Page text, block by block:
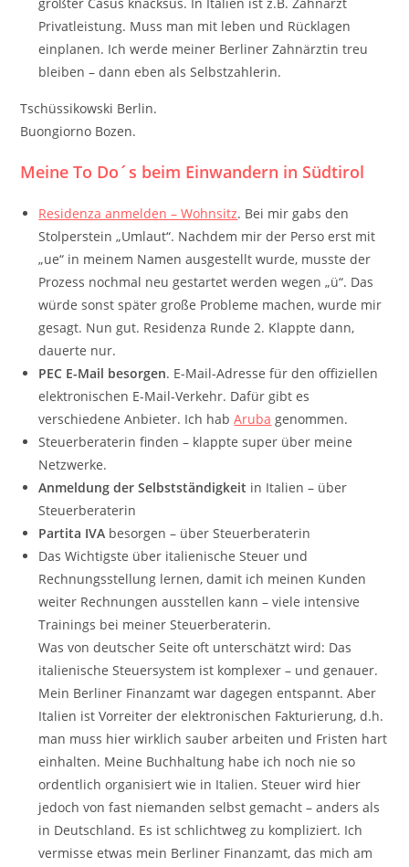
größter Casus knacksus. In Italien ist z.B. Zahnarzt
Privatleistung. Muss man mit leben und Rücklagen
einplanen. Ich werde meiner Berliner Zahnärztin treu
bleiben – dann eben als Selbstzahlerin.
Tschüssikowski Berlin.
Buongiorno Bozen.
Meine To Do´s beim Einwandern in Südtirol
Residenza anmelden – Wohnsitz. Bei mir gabs den
Stolperstein „Umlaut“. Nachdem mir der Perso erst mit
„ue“ in meinem Namen ausgestellt wurde, musste der
Prozess nochmal neu gestartet werden wegen „ü“. Das
würde sonst später große Probleme machen, wurde mir
gesagt. Nun gut. Residenza Runde 2. Klappte dann,
dauerte nur.
PEC E-Mail besorgen. E-Mail-Adresse für den offiziellen
elektronischen E-Mail-Verkehr. Dafür gibt es
verschiedene Anbieter. Ich habAruba genommen.
Steuerberaterin finden – klappte super über meine
Netzwerke.
Anmeldung der Selbstständigkeit in Italien – über
Steuerberaterin
Partita IVA besorgen – über Steuerberaterin
Das Wichtigste über italienische Steuer und
Rechnungsstellung lernen, damit ich meinen Kunden
weiter Rechnungen ausstellen kann – viele intensive
Trainings bei meiner Steuerberaterin.
Was von deutscher Seite oft unterschätzt wird: Das
italienische Steuersystem ist komplexer – und genauer.
Mein Berliner Finanzamt war dagegen entspannt. Aber
Italien ist Vorreiter der elektronischen Fakturierung, d.h.
man muss hier wirklich sauber arbeiten und Fristen hart
einhalten. Meine Buchhaltung habe ich noch nie so
ordentlich organisiert wie in Italien. Steuer wird hier
jedoch von fast niemanden selbst gemacht – anders als
in Deutschland. Es ist schlichtweg zu kompliziert. Ich
vermisse etwas mein Berliner Finanzamt, das mich am